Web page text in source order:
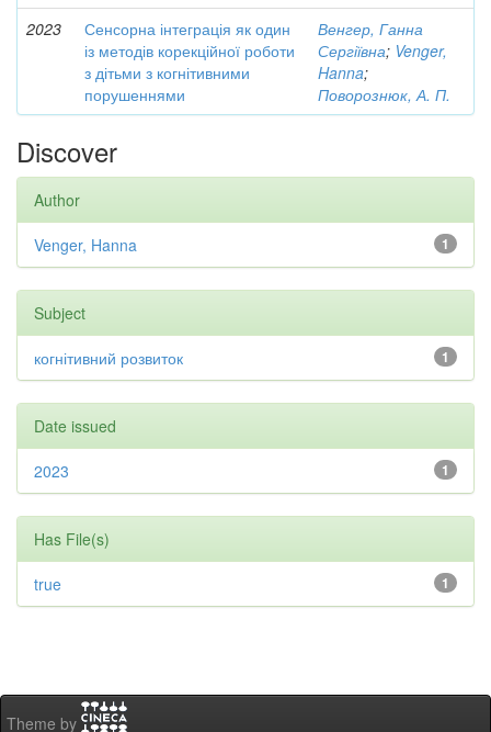
2023
Сенсорна інтеграція як один
із методів корекційної роботи
з дітьми з когнітивними
порушеннями
Венгер, Ганна
Сергіївна; Venger,
Hanna;
Поворознюк, А. П.
Discover
Author
1
Venger, Hanna
Subject
1
когнітивний розвиток
Date issued
1
2023
Has File(s)
1
true
Theme by